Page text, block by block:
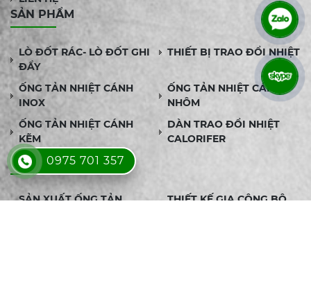
SẢN PHẨM
LÒ ĐỐT RÁC- LÒ ĐỐT GHI
ĐẨY
THIẾT BỊ TRAO ĐỔI NHIỆT
ỐNG TẢN NHIỆT CÁNH
INOX
ỐNG TẢN NHIỆT CÁNH
NHÔM
ỐNG TẢN NHIỆT CÁNH
KẼM
DÀN TRAO ĐỔI NHIỆT
CALORIFER
DỊCH VỤ
SẢN XUẤT ỐNG TẢN
THIẾT KẾ GIA CÔNG BỘ
0975 701 357